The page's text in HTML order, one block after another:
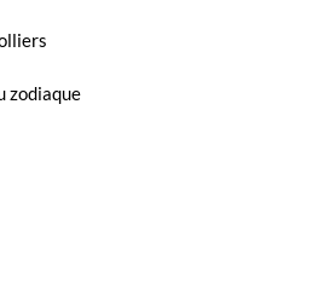
zodiaque